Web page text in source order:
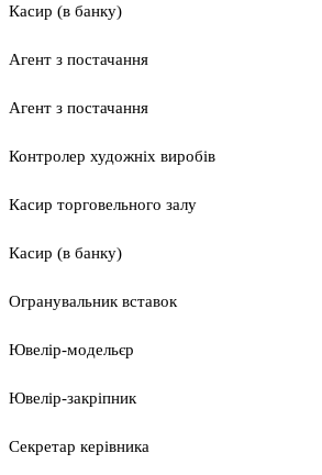
Касир (в банку)
Агент з постачання
Агент з постачання
Контролер художніх виробів
Касир торговельного залу
Касир (в банку)
Огранувальник вставок
Ювелір-модельєр
Ювелір-закріпник
Секретар керівника